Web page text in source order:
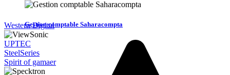
Gestion comptable Saharacompta
Western Digital
UPTEC
SteelSeries
Spirit of gamaer